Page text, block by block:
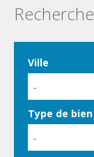
Recherche
Ville
-
Type de bien
-